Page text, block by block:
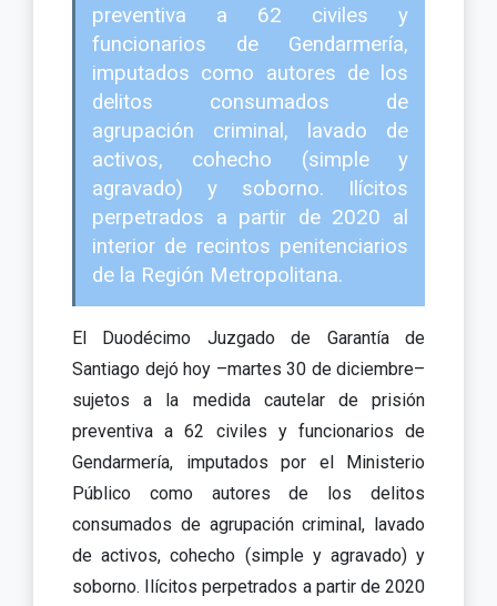
preventiva a 62 civiles y
funcionarios de Gendarmería,
imputados como autores de los
delitos consumados de
agrupación criminal, lavado de
activos, cohecho (simple y
agravado) y soborno. Ilícitos
perpetrados a partir de 2020 al
interior de recintos penitenciarios
de la Región Metropolitana.
El Duodécimo Juzgado de Garantía de
Santiago dejó hoy –martes 30 de diciembre–
sujetos a la medida cautelar de prisión
preventiva a 62 civiles y funcionarios de
Gendarmería, imputados por el Ministerio
Público como autores de los delitos
consumados de agrupación criminal, lavado
de activos, cohecho (simple y agravado) y
soborno. Ilícitos perpetrados a partir de 2020